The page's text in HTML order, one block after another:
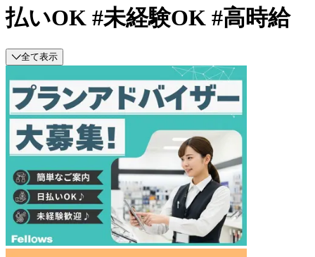
払いOK #未経験OK #高時給
全て表示